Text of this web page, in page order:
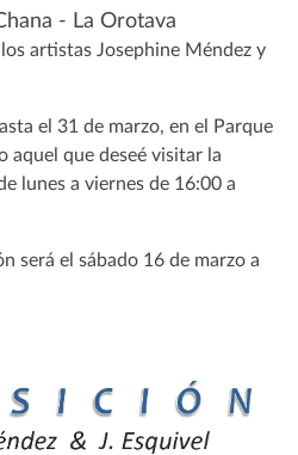
- La Orotava
artistas Josephine Méndez y
el 31 de marzo, en el Parque
aquel que deseé visitar la
lunes a viernes de 16:00 a
será el sábado 16 de marzo a